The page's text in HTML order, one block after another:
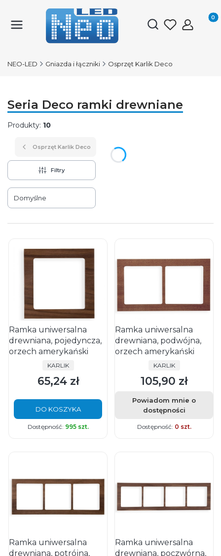
Otwórz
NEO-LED Gniazda i łączniki Osprzęt Karlik Deco
Seria Deco ramki drewniane
Produkty: 10
Osprzęt Karlik Deco
Filtry
Lista produktów
Domyślne
Ramka uniwersalna
drewniana, pojedyncza,
orzech amerykański
PRODUCENT
KARLIK
Cena
65,24 zł
DO KOSZYKA
Dostępność: 995 szt.
Ramka uniwersalna
drewniana, podwójna,
orzech amerykański
PRODUCENT
KARLIK
Cena
105,90 zł
Powiadom mnie o
dostępności
Dostępność: 0 szt.
Ramka uniwersalna
drewniana, potrójna,
Ramka uniwersalna
drewniana, poczwórna,